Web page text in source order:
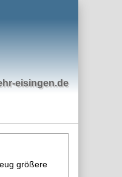
eisingen.de
größere